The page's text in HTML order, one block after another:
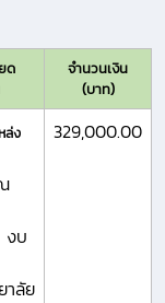
ด
จำนวนเงิน
(บาท)
ล่ง
งบ
าลัย
329,000.00